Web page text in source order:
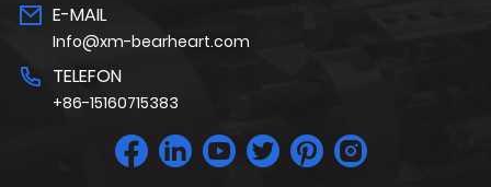
E-MAIL
Info@xm-bearheart.com
TELEFON
+86-15160715383